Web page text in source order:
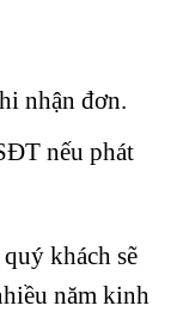
nhận đơn.
nếu phát
quý khách sẽ
năm kinh